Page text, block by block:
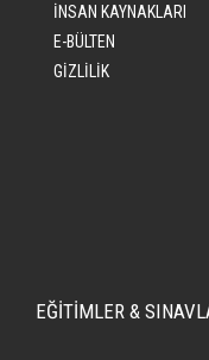
İNSAN KAYNAKLARI
E-BÜLTEN
GİZLİLİK
EĞİTİMLER &